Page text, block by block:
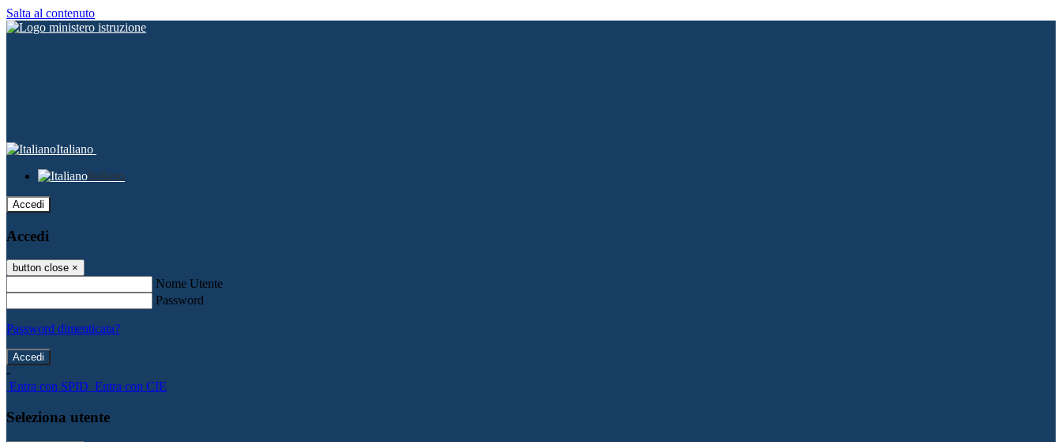
Salta al contenuto
Italiano
Italiano
Accedi
Accedi
button close ×
Nome Utente
Password
Password dimenticata?
-
Entra con SPID Entra con CIE
Seleziona utente